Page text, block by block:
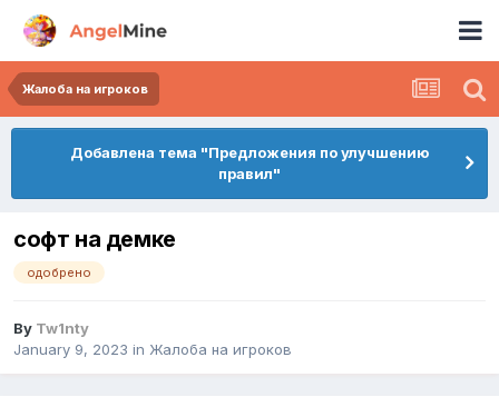
Жалоба на игроков
Добавлена тема "Предложения по улучшению
правил"
софт на демке
одобрено
By Tw1nty
January 9, 2023 in Жалоба на игроков